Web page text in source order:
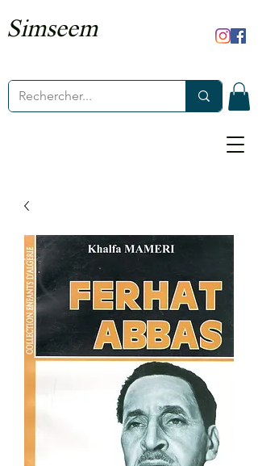
Simseem